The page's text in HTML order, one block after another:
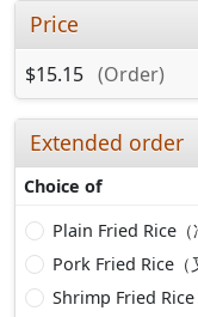
Price
$15.15 (Order)
Extended order
Choice of
Plain Fried Rice（
Pork Fried Rice（
Shrimp Fried Rice